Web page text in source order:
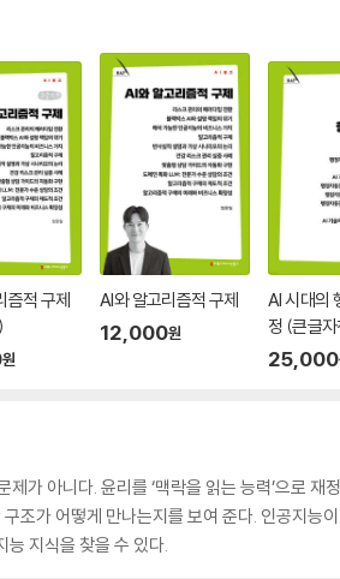
즘적 구제
원
AI와 알고리즘적 구제
12,000원
AI 시대의
정 (큰글
25,000
가 아니다. 윤리를 ‘맥락을 읽는 능력’으로
조가 어떻게 만나는지를 보여 준다. 인공지능
지식을 찾을 수 있다.